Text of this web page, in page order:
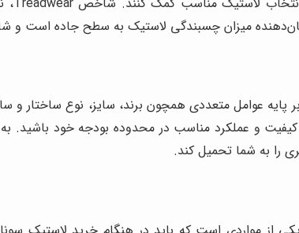
بر پایه عوامل متعددی همچون برند، سایز، نوع
کیفیت و عملکرد مناسب در محدوده بودجه خود
را به شما تحمیل کند.